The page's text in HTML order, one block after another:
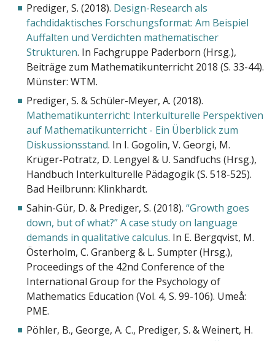
Prediger, S. (2018). Design-Research als
fachdidaktisches Forschungsformat: Am Beispiel
Auffalten und Verdichten mathematischer
Strukturen. In Fachgruppe Paderborn (Hrsg.),
Beiträge zum Mathematikunterricht 2018 (S. 33-44).
Münster: WTM.
Prediger, S. & Schüler-Meyer, A. (2018).
Mathematikunterricht: Interkulturelle Perspektiven
auf Mathematikunterricht - Ein Überblick zum
Diskussionsstand. In I. Gogolin, V. Georgi, M.
Krüger-Potratz, D. Lengyel & U. Sandfuchs (Hrsg.),
Handbuch Interkulturelle Pädagogik (S. 518-525).
Bad Heilbrunn: Klinkhardt.
Sahin-Gür, D. & Prediger, S. (2018).“Growth goes
down, but of what?” A case study on language
demands in qualitative calculus. In E. Bergqvist, M.
Österholm, C. Granberg & L. Sumpter (Hrsg.),
Proceedings of the 42nd Conference of the
International Group for the Psychology of
Mathematics Education (Vol. 4, S. 99-106). Umeå:
PME.
Pöhler, B., George, A. C., Prediger, S. & Weinert, H.